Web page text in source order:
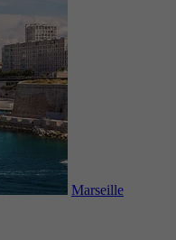
Marseille